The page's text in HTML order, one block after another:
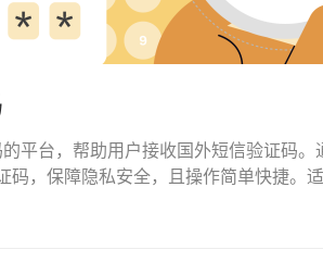
平台，帮助用户接收国外短信验证码。
码，保障隐私安全，且操作简单快捷。